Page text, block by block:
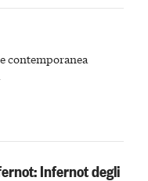
contemporanea
Infernot degli